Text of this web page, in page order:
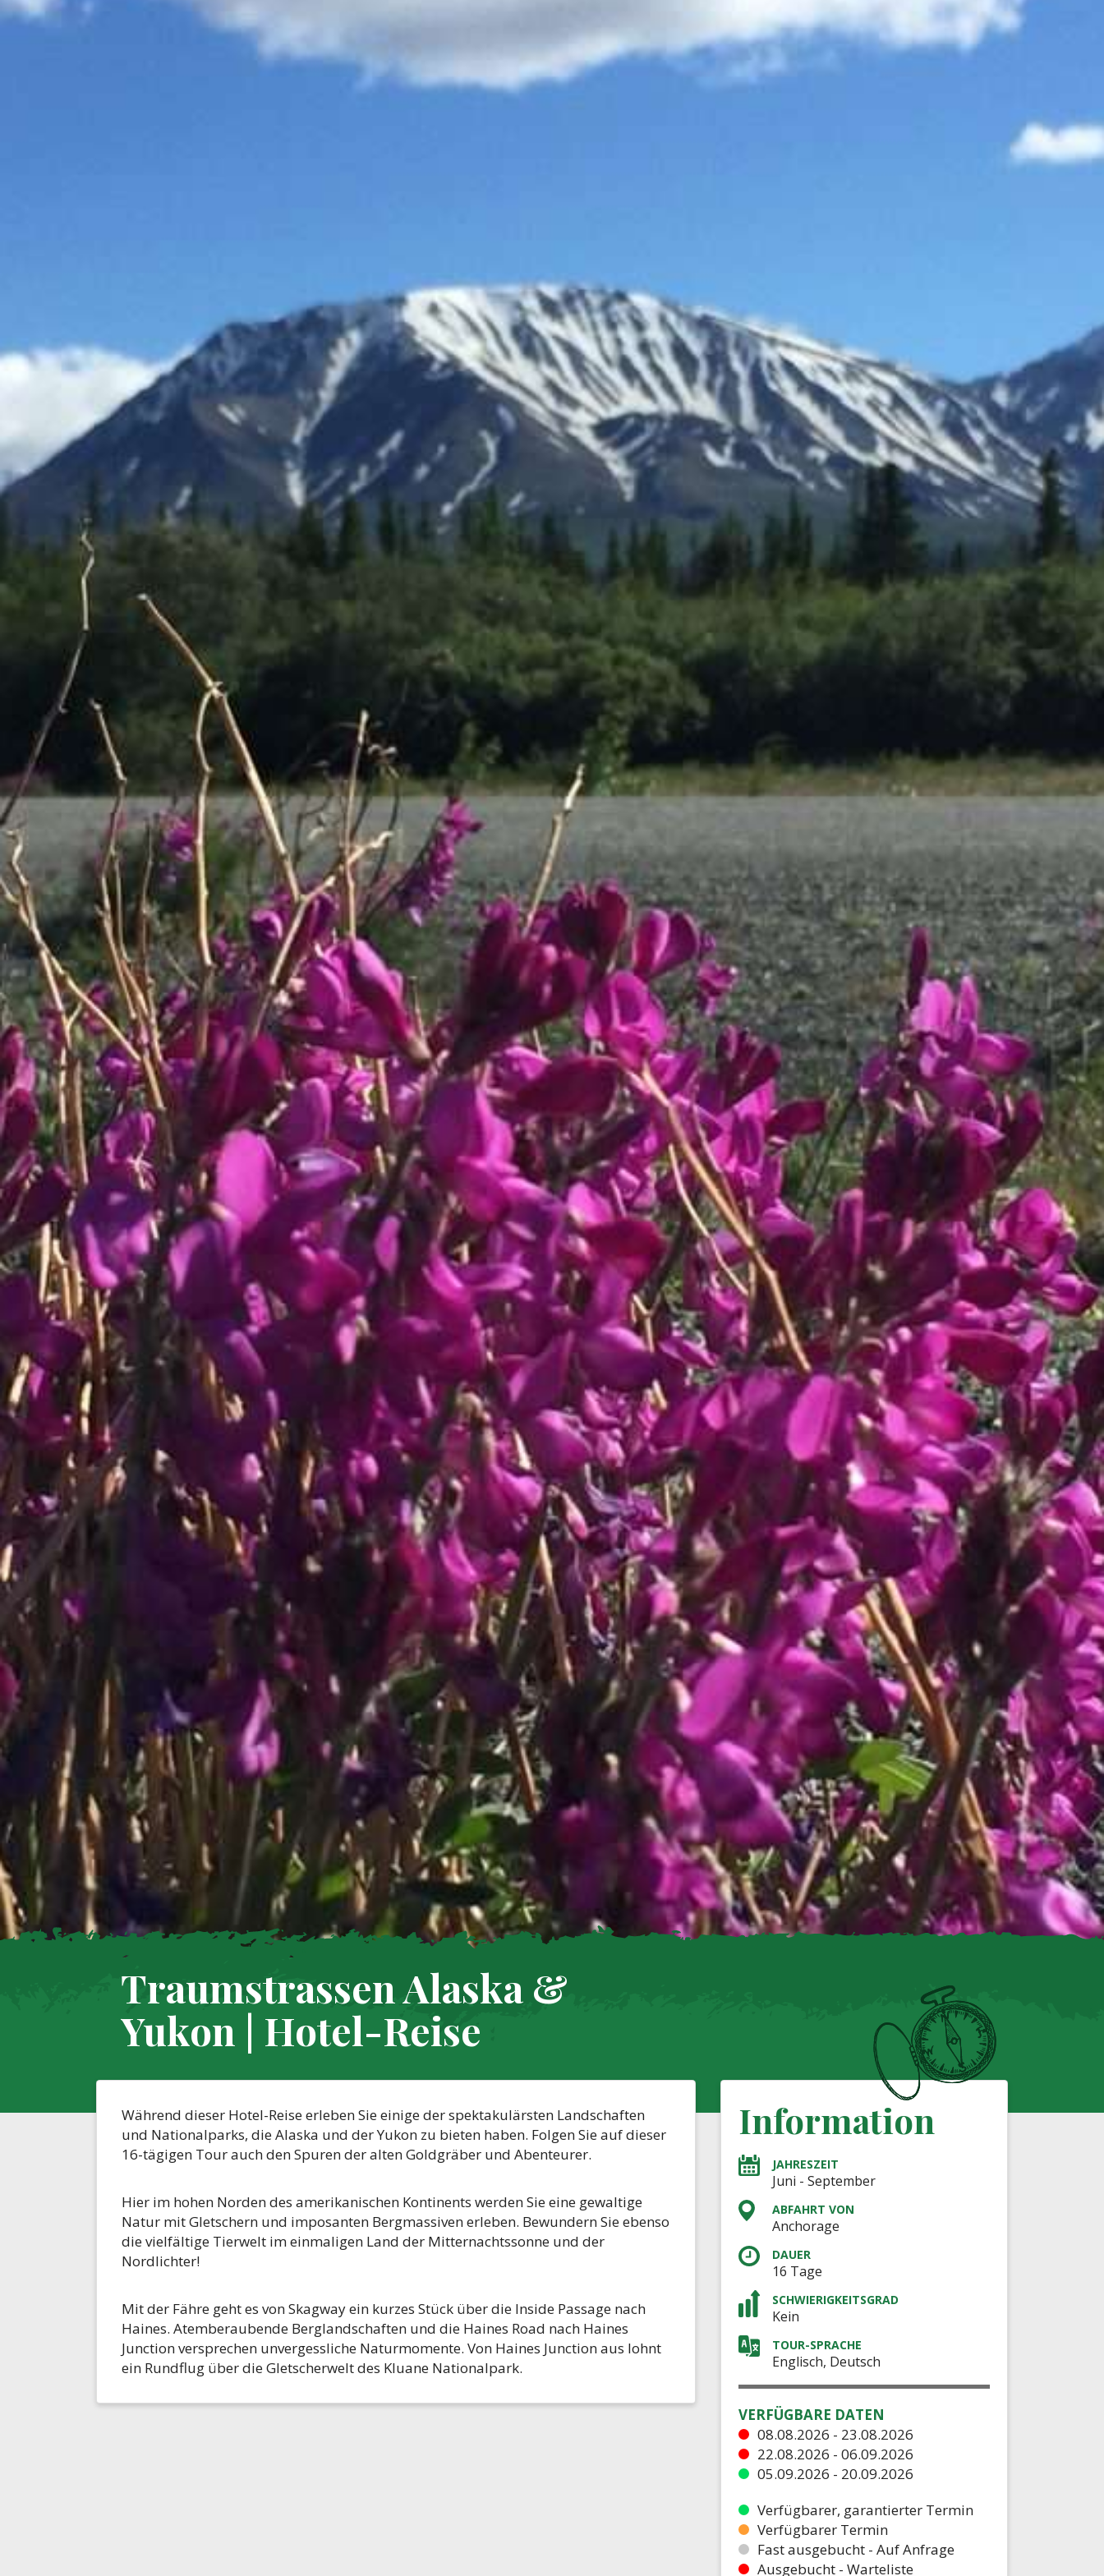
Traumstrassen Alaska &
Yukon | Hotel-Reise
Während dieser Hotel-Reise erleben Sie einige der spektakulärsten Landschaften
und Nationalparks, die Alaska und der Yukon zu bieten haben. Folgen Sie auf dieser
16-tägigen Tour auch den Spuren der alten Goldgräber und Abenteurer.
Hier im hohen Norden des amerikanischen Kontinents werden Sie eine gewaltige
Natur mit Gletschern und imposanten Bergmassiven erleben. Bewundern Sie ebenso
die vielfältige Tierwelt im einmaligen Land der Mitternachtssonne und der
Nordlichter!
Mit der Fähre geht es von Skagway ein kurzes Stück über die Inside Passage nach
Haines. Atemberaubende Berglandschaften und die Haines Road nach Haines
Junction versprechen unvergessliche Naturmomente. Von Haines Junction aus lohnt
ein Rundflug über die Gletscherwelt des Kluane Nationalpark.
Information
JAHRESZEIT
Juni - September
ABFAHRT VON
Anchorage
DAUER
16 Tage
SCHWIERIGKEITSGRAD
Kein
TOUR-SPRACHE
Englisch, Deutsch
VERFÜGBARE DATEN
08.08.2026 - 23.08.2026
22.08.2026 - 06.09.2026
05.09.2026 - 20.09.2026
Verfügbarer, garantierter Termin
Verfügbarer Termin
Fast ausgebucht - Auf Anfrage
Ausgebucht - Warteliste